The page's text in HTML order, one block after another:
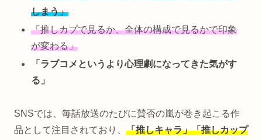
しまう」
「推しカプで見るか、全体の構成で見るかで印象
が変わる」
「ラブコメというより心理劇になってきた気がす
る」
SNSでは、毎話放送のたびに賛否の嵐が巻き起こる作
品として注目されており、 「推しキャラ」「推しカップ